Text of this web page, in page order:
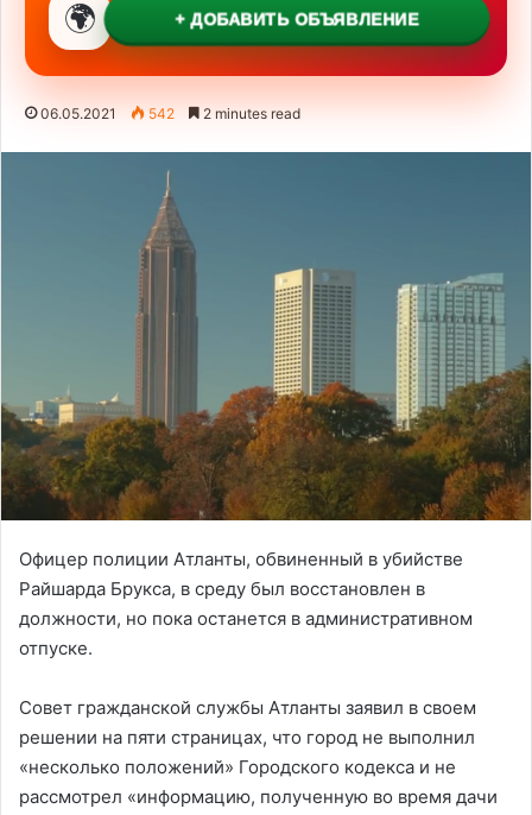
🌍 + ДОБАВИТЬ ОБЪЯВЛЕНИЕ
06.05.2021 542 2 minutes read
Офицер полиции Атланты, обвиненный в убийстве
Райшарда Брукса, в среду был восстановлен в
должности, но пока останется в административном
отпуске.
Совет гражданской службы Атланты заявил в своем
решении на пяти страницах, что город не выполнил
«несколько положений» Городского кодекса и не
рассмотрел «информацию, полученную во время дачи